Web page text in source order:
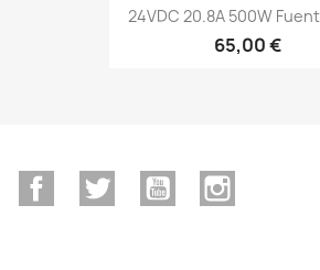
24VDC 20.8A 500W
65,00 €
FacebookTwitter YouTube